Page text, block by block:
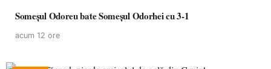
Someșul Odoreu bate Someșul Odorhei cu 3-1
acum 12 ore